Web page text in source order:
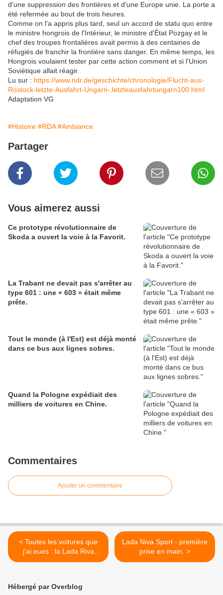
d'une suppression des frontières et d'une Europe unie. La porte a
été refermée au bout de trois heures.
Comme on l'a appris plus tard, seul un accord de statu quo entre
le ministre hongrois de l'Intérieur, le ministre d'État Pozgay et le
chef des troupes frontalières avait permis à des centaines de
réfugiés de franchir la frontière sans danger. En même temps, les
Hongrois voulaient tester par cette action comment et si l'Union
Soviétique allait réagir.
Lu sur : https://www.ndr.de/geschichte/chronologie/Flucht-aus-
Rostock-letzte-Ausfahrt-Ungarn-,letzteausfahrtungarn100.html
Adaptation VG
#Histoire #RDA #Ambiance
Partager
Vous aimerez aussi
Ce prototype révolutionnaire de
Skoda a ouvert la voie à la Favorit.
La Trabant ne devait pas s'arrêter au
type 601 : une « 603 » était même
prête.
Tout le monde (à l'Est) est déjà monté
dans ce bus aux lignes sobres.
Quand la Pologne expédiait des
milliers de voitures en Chine.
Commentaires
Ajouter un commentaire
< Toutes les voitures que
j'ai eues : la Lada Riva
1300SL.
Lada Niva Sport - première
prise en main. >
Hébergé par Overblog